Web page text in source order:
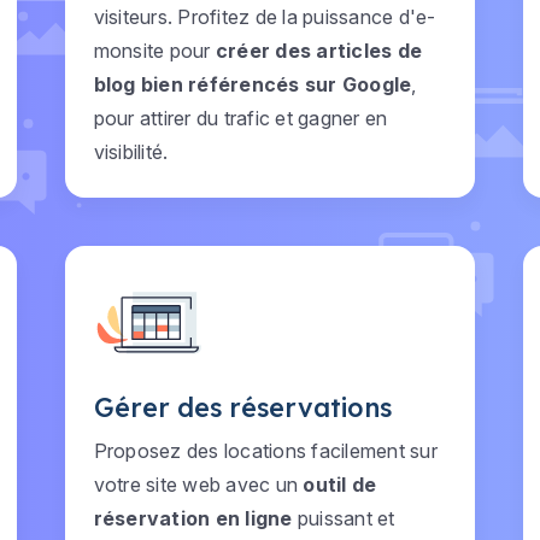
visiteurs. Profitez de la puissance d'e-
monsite pour créer des articles de
blog bien référencés sur Google
pour attirer du trafic et gagner en
visibilité.
Gérer des réservations
Proposez des locations facilement sur
votre site web avec un outil de
réservation en ligne puissant et